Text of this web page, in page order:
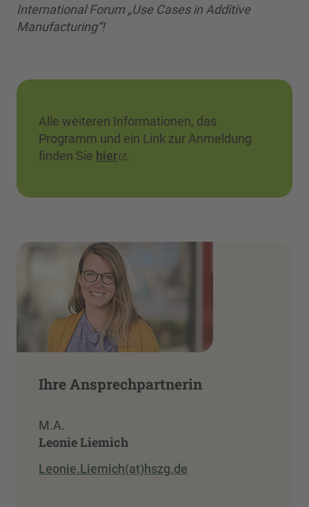
International Forum „Use Cases in Additive
Manufacturing“!
Alle weiteren Informationen, das
Programm und ein Link zur Anmeldung
finden Sie hier .
Ihre Ansprechpartnerin
M.A.
Leonie Liemich
Leonie.Liemich(at)hszg.de